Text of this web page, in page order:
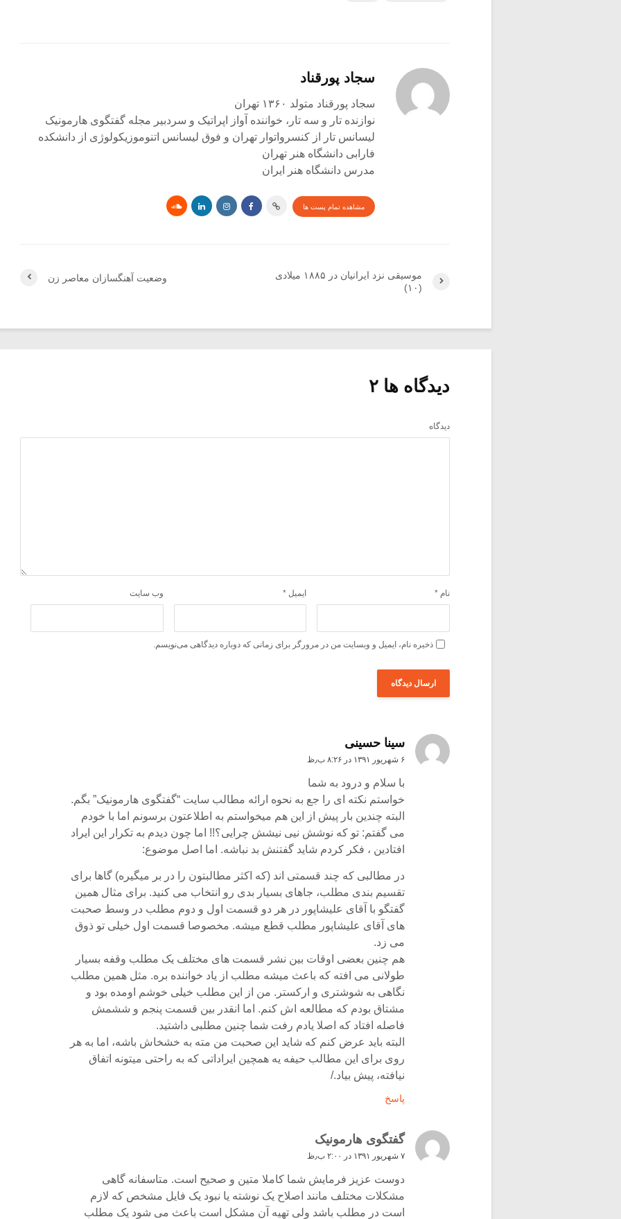
سجاد پورقناد
سجاد پورقناد متولد ۱۳۶۰ تهران
نوازنده تار و سه تار، خواننده آواز اپراتیک و سردبیر مجله گفتگوی هارمونیک
لیسانس تار از کنسرواتوار تهران و فوق لیسانس اتنوموزیکولوژی از دانشکده
فارابی دانشگاه هنر تهران
مدرس دانشگاه هنر ایران
مشاهده تمام پست ها
وضعیت آهنگسازان معاصر زن
موسیقی نزد ایرانیان در ۱۸۸۵ میلادی
(۱۰)
دیدگاه ها ۲
دیدگاه
نام * ایمیل * وب‌ سایت
ذخیره نام، ایمیل و وبسایت من در مرورگر برای زمانی که دوباره دیدگاهی می‌نویسم.
سینا حسینی
۶ شهریور ۱۳۹۱ در ۸:۲۶ ب٫ظ
با سلام و درود به شما
خواستم نکته ای را جع به نحوه ارائه مطالب سایت “گفتگوی هارمونیک” بگم.
البته چندین بار پیش از این هم میخواستم به اطلاعتون برسونم اما با خودم
می گفتم: تو که نوشش نیی نیشش چرایی؟!! اما چون دیدم به تکرار این ایراد
افتادین ، فکر کردم شاید گفتنش بد نباشه. اما اصل موضوع:
در مطالبی که چند قسمتی اند (که اکثر مطالبتون را در بر میگیره) گاها برای
تقسیم بندی مطلب، جاهای بسیار بدی رو انتخاب می کنید. برای مثال همین
گفتگو با آقای علیشاپور در هر دو قسمت اول و دوم مطلب در وسط صحبت
های آقای علیشاپور مطلب قطع میشه. مخصوصا قسمت اول خیلی تو ذوق
می زد.
هم چنین بعضی اوقات بین نشر قسمت های مختلف یک مطلب وقفه بسیار
طولانی می افته که باعث میشه مطلب از یاد خواننده بره. مثل همین مطلب
نگاهی به شوشتری و ارکستر. من از این مطلب خیلی خوشم اومده بود و
مشتاق بودم که مطالعه اش کنم. اما انقدر بین قسمت پنجم و ششمش
فاصله افتاد که اصلا یادم رفت شما چنین مطلبی داشتید.
البته باید عرض کنم که شاید این صحبت من مته به خشخاش باشه، اما به هر
روی برای این مطالب حیفه یه همچین ایراداتی که به راحتی میتونه اتفاق
نیافته، پیش بیاد./
پاسخ
گفتگوی هارمونیک
۷ شهریور ۱۳۹۱ در ۲:۰۰ ب٫ظ
دوست عزیز فرمایش شما کاملا متین و صحیح است. متاسفانه گاهی
مشکلات مختلف مانند اصلاح یک نوشته یا نبود یک فایل مشخص که لازم
است در مطلب باشد ولی تهیه آن مشکل است باعث می شود یک مطلب